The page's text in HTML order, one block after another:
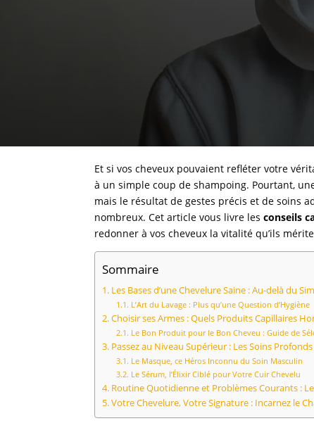
Et si vos cheveux pouvaient refléter votre
à un simple coup de shampoing. Pourtant,
mais le résultat de gestes précis et de soins
nombreux. Cet article vous livre lesconseils
redonner à vos cheveux la vitalité qu’ils
Sommaire
Les Bases d’une Chevelure Saine : Au-delà du
L’Art du Lavage : Plus qu’une Question d’Hygiène
Choisir ses Armes : Quels Produits Capillaires
Le Bon Produit pour le Bon Cheveu : Guide de
Passez au Niveau Supérieur : Les Soins
Le Masque, ce Héros Inconnu du Soin Masculin
Le Sérum, l’Élixir Ciblé pour Votre Cuir Chevelu
Routine Quotidienne et Problèmes Courants :
Votre Chevelure, Votre Signature : Incarnez le